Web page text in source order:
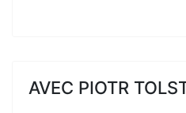
AVEC PIOTR